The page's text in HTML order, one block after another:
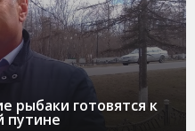
рыбаки готовятся к
путине